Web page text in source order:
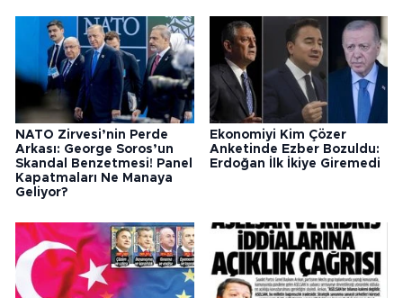
NATO Zirvesi’nin Perde
Arkası: George Soros’un
Skandal Benzetmesi! Panel
Kapatmaları Ne Manaya
Geliyor?
Ekonomiyi Kim Çözer
Anketinde Ezber Bozuldu:
Erdoğan İlk İkiye Giremedi